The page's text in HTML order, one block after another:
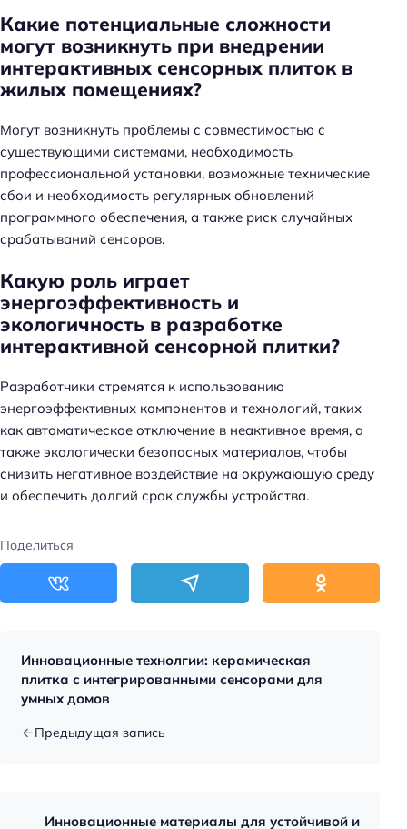
Какие потенциальные сложности
могут возникнуть при внедрении
интерактивных сенсорных плиток в
жилых помещениях?
Могут возникнуть проблемы с совместимостью с
существующими системами, необходимость
профессиональной установки, возможные технические
сбои и необходимость регулярных обновлений
программного обеспечения, а также риск случайных
срабатываний сенсоров.
Какую роль играет
энергоэффективность и
экологичность в разработке
интерактивной сенсорной плитки?
Разработчики стремятся к использованию
энергоэффективных компонентов и технологий, таких
как автоматическое отключение в неактивное время, а
также экологически безопасных материалов, чтобы
снизить негативное воздействие на окружающую среду
и обеспечить долгий срок службы устройства.
Поделиться
Инновационные технолгии: керамическая
плитка с интегрированными сенсорами для
умных домов
Предыдущая запись
Инновационные материалы для устойчивой и